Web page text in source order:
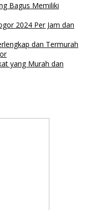
Bagus Memiliki
2024 Per Jam dan
dan Termurah
yang Murah dan